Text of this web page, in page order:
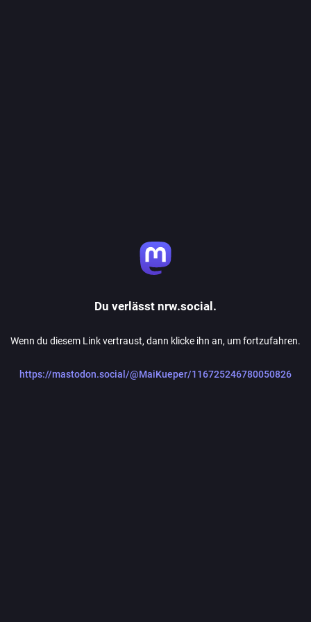
Du verlässt nrw.social.
Wenn du diesem Link vertraust, dann klicke ihn an, um fortzufahren.
https://mastodon.social/@MaiKueper/116725246780050826